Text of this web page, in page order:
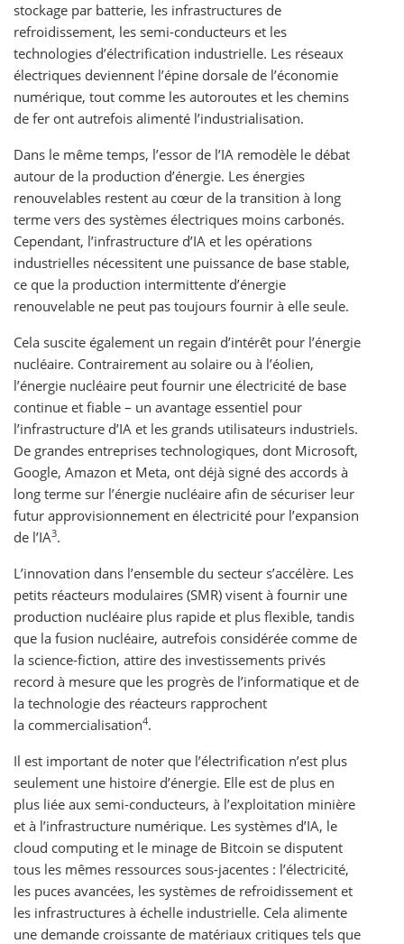
stockage par batterie, les infrastructures de
refroidissement, les semi-conducteurs et les
technologies d’électrification industrielle. Les réseaux
électriques deviennent l’épine dorsale de l’économie
numérique, tout comme les autoroutes et les chemins
de fer ont autrefois alimenté l’industrialisation.
Dans le même temps, l’essor de l’IA remodèle le débat
autour de la production d’énergie. Les énergies
renouvelables restent au cœur de la transition à long
terme vers des systèmes électriques moins carbonés.
Cependant, l’infrastructure d’IA et les opérations
industrielles nécessitent une puissance de base stable,
ce que la production intermittente d’énergie
renouvelable ne peut pas toujours fournir à elle seule.
Cela suscite également un regain d’intérêt pour l’énergie
nucléaire. Contrairement au solaire ou à l’éolien,
l’énergie nucléaire peut fournir une électricité de base
continue et fiable – un avantage essentiel pour
l’infrastructure d’IA et les grands utilisateurs industriels.
De grandes entreprises technologiques, dont Microsoft,
Google, Amazon et Meta, ont déjà signé des accords à
long terme sur l’énergie nucléaire afin de sécuriser leur
futur approvisionnement en électricité pour l’expansion
de l’IA3.
L’innovation dans l’ensemble du secteur s’accélère. Les
petits réacteurs modulaires (SMR) visent à fournir une
production nucléaire plus rapide et plus flexible, tandis
que la fusion nucléaire, autrefois considérée comme de
la science-fiction, attire des investissements privés
record à mesure que les progrès de l’informatique et de
la technologie des réacteurs rapprochent
la commercialisation4.
Il est important de noter que l’électrification n’est plus
seulement une histoire d’énergie. Elle est de plus en
plus liée aux semi-conducteurs, à l’exploitation minière
et à l’infrastructure numérique. Les systèmes d’IA, le
cloud computing et le minage de Bitcoin se disputent
tous les mêmes ressources sous-jacentes : l’électricité,
les puces avancées, les systèmes de refroidissement et
les infrastructures à échelle industrielle. Cela alimente
une demande croissante de matériaux critiques tels que